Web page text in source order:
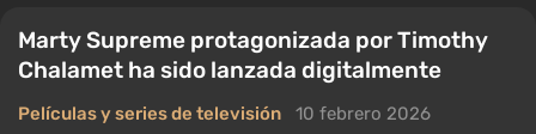
Marty Supreme protagonizada por Timothy
Chalamet ha sido lanzada digitalmente
Películas y series de televisión 10 febrero 2026